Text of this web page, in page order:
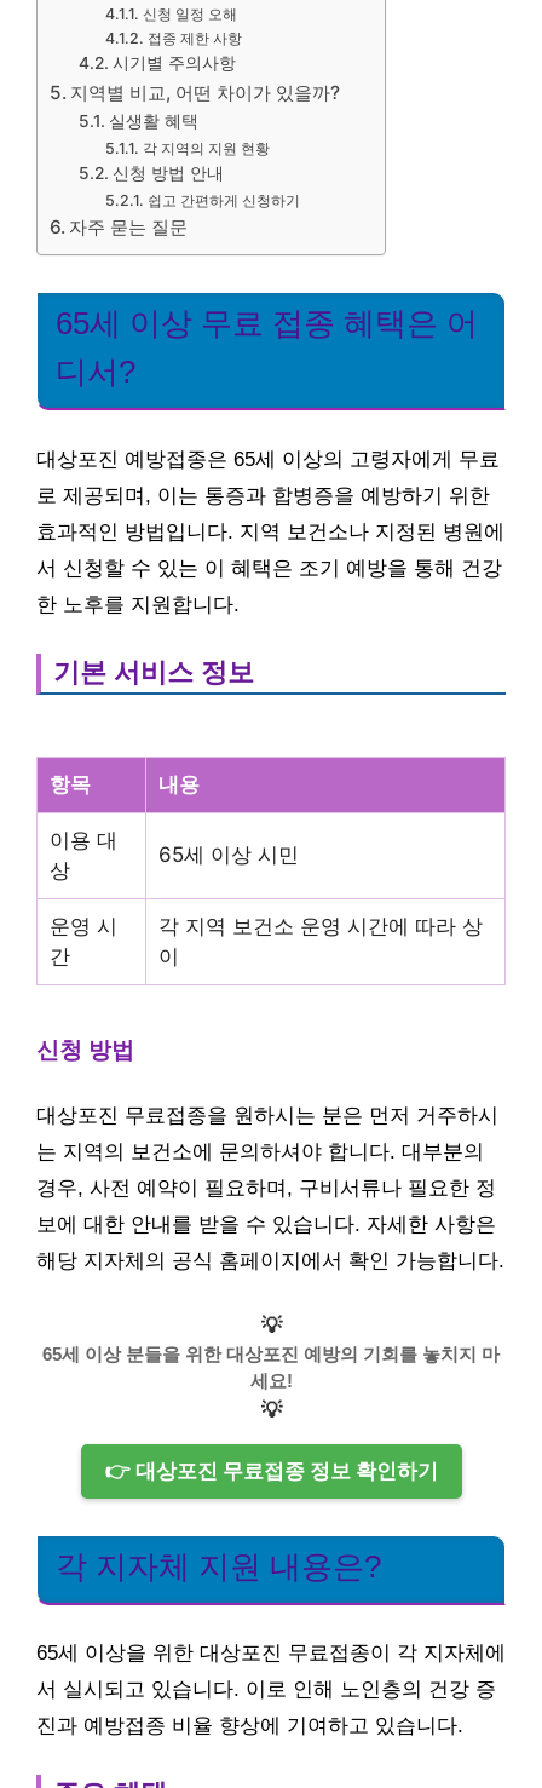
신청 일정 오해
접종 제한 사항
시기별 주의사항
지역별 비교, 어떤 차이가 있을까?
실생활 혜택
각 지역의 지원 현황
신청 방법 안내
쉽고 간편하게 신청하기
자주 묻는 질문
65세 이상 무료 접종 혜택은 어
디서?
대상포진 예방접종은 65세 이상의 고령자에게 무료
로 제공되며, 이는 통증과 합병증을 예방하기 위한
효과적인 방법입니다. 지역 보건소나 지정된 병원에
서 신청할 수 있는 이 혜택은 조기 예방을 통해 건강
한 노후를 지원합니다.
기본 서비스 정보
항목 내용
이용 대
상
65세 이상 시민
운영 시
간
각 지역 보건소 운영 시간에 따라 상
이
신청 방법
대상포진 무료접종을 원하시는 분은 먼저 거주하시
는 지역의 보건소에 문의하셔야 합니다. 대부분의
경우, 사전 예약이 필요하며, 구비서류나 필요한 정
보에 대한 안내를 받을 수 있습니다. 자세한 사항은
해당 지자체의 공식 홈페이지에서 확인 가능합니다.
💡
65세 이상 분들을 위한 대상포진 예방의 기회를 놓치지 마
세요!
💡
👉 대상포진 무료접종 정보 확인하기
각 지자체 지원 내용은?
65세 이상을 위한 대상포진 무료접종이 각 지자체에
서 실시되고 있습니다. 이로 인해 노인층의 건강 증
진과 예방접종 비율 향상에 기여하고 있습니다.